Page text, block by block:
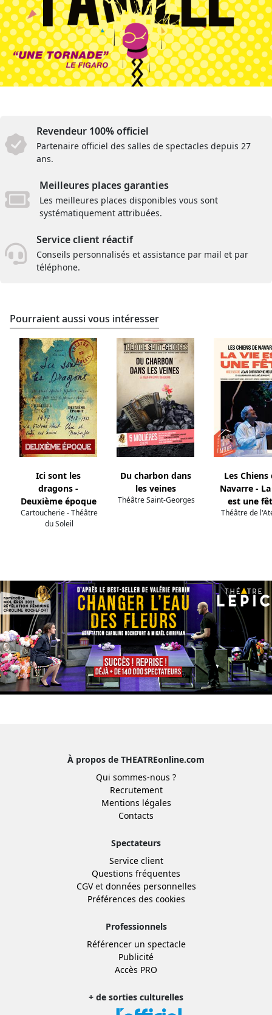
Revendeur 100% officiel
Partenaire officiel des salles de spectacles depuis 27
ans.
Meilleures places garanties
Les meilleures places disponibles vous sont
systématiquement attribuées.
Service client réactif
Conseils personnalisés et assistance par mail et par
téléphone.
Pourraient aussi vous intéresser
Ici sont les
dragons -
Deuxième époque
Cartoucherie - Théâtre
du Soleil
Du charbon dans
les veines
Théâtre Saint-Georges
Les Chiens
Navarre -
est une
Théâtre de
À propos de THEATREonline.com
Qui sommes-nous ?
Recrutement
Mentions légales
Contacts
Spectateurs
Service client
Questions fréquentes
CGVet données personnelles
Préférences des cookies
Professionnels
Référencer un spectacle
Publicité
Accès PRO
+ de sorties culturelles